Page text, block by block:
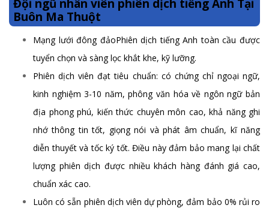
Đội ngũ nhân viên phiên dịch tiếng Anh Tại
Buôn Ma Thuột
Mạng lưới đông đảoPhiên dịch tiếng Anh toàn cầu được
tuyển chọn và sàng lọc khắt khe, kỹ lưỡng.
Phiên dịch viên đạt tiêu chuẩn: có chứng chỉ ngoại ngữ,
kinh nghiệm 3-10 năm, phông văn hóa về ngôn ngữ bản
địa phong phú, kiến thức chuyên môn cao, khả năng ghi
nhớ thông tin tốt, giọng nói và phát âm chuẩn, kĩ năng
diễn thuyết và tốc ký tốt. Điều này đảm bảo mang lại chất
lượng phiên dịch được nhiều khách hàng đánh giá cao,
chuẩn xác cao.
Luôn có sẵn phiên dịch viên dự phòng, đảm bảo 0% rủi ro